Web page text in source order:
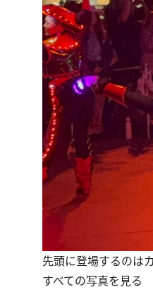
先頭に登場するのは
すべての写真を見る